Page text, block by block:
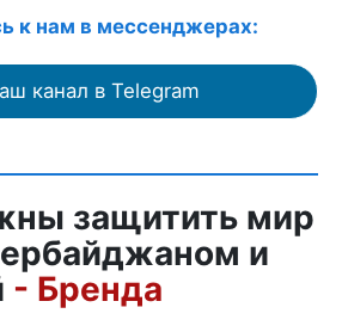
к нам в мессенджерах:
канал в Telegram
защитить мир
и
- Бренда